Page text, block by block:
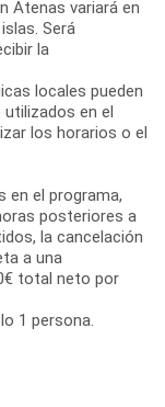
Atenas variará en
Será
la
locales pueden
en el
los horarios o el
en el programa,
posteriores a
la cancelación
a una
total neto por
1 persona.